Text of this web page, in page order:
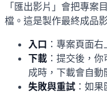
「匯出影片」會把專案
檔。這是製作最終成品
入口 ：專案頁面
下載 ：提交後，
成時，下載會自動
失敗與重試 ：如